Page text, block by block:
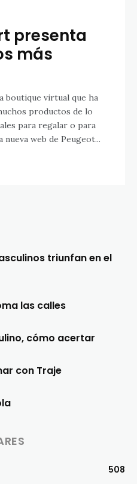
presenta
más
boutique virtual que ha
productos de lo
para regalar o para
web de Peugeot...
triunfan en el
las calles
cómo acertar
con Traje
508